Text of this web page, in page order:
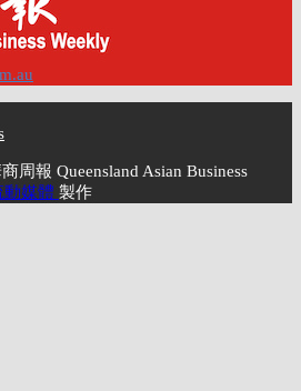
周報 Queensland Asian Business
動媒體 製作